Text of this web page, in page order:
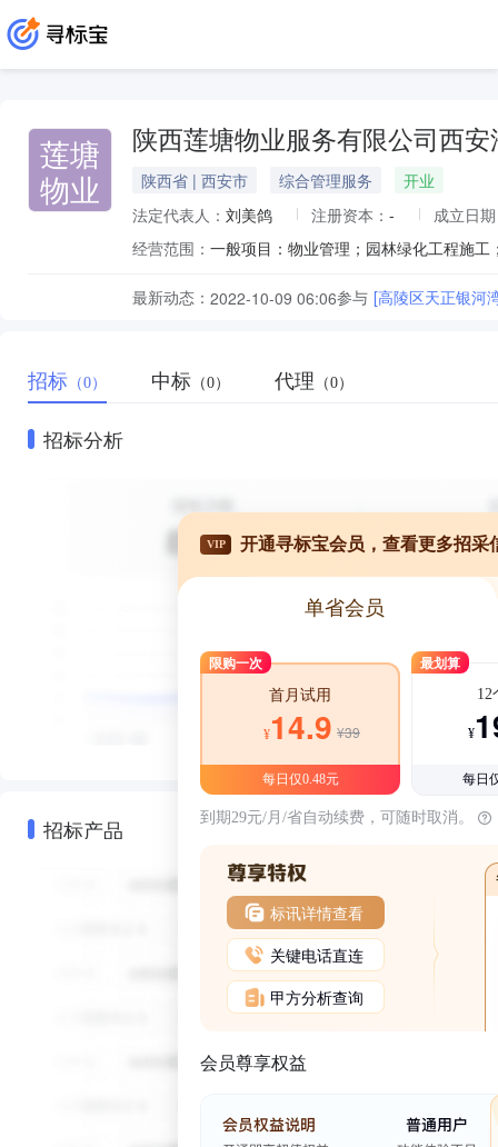
莲塘
物业
陕西莲塘物业服务有限公司西
陕西省 | 西安市 综合管理服务
开业
法定代表人： 刘美鸽 注册资本： -
成立日
经营范围：
最新动态： 2022-10-09 06:06参与 [高陵区天正银河
招标 （0） 中标 （0） 代理 （0）
招标分析
招标产品
VIP 开通寻标宝会员，查看更多招采
单省会员
限购一次
首月试用
¥14.9 ¥39
每日仅0.48元
最划算
12
¥
每日
到期29元/月/省自动续费，可随时取消。
标讯详情查看
关键电话直连
甲方分析查询
会员尊享权益